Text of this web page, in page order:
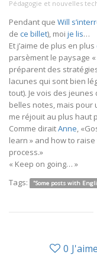
Pédagogie et nouvelles
Pendant que Will
de ce billet), moi je lis…
Et j’aime de plus en plus
parsèment le paysage
préparent des
lacunes qui sont bien
tout). Je vois des
belles notes, mais pour
me réjouit au plus haut
Comme diraitAnne,
learn » and how to
process.»
« Keep on going… »
Tags:
"Some posts with
0 J'aime